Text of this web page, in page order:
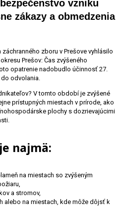
vzniku
zákazy a obmedzenia
zboru v Prešove vyhlásilo
Prešov: Čas zvýšeného
opatrenie nadobudlo účinnosť 27.
odvolania.
V tomto období je zvýšené
prístupných miestach v prírode, ako
plochy s dozrievajúcimi
najmä:
na miestach so zvýšeným
a stromov,
alebo na miestach, kde môže dôjsť k